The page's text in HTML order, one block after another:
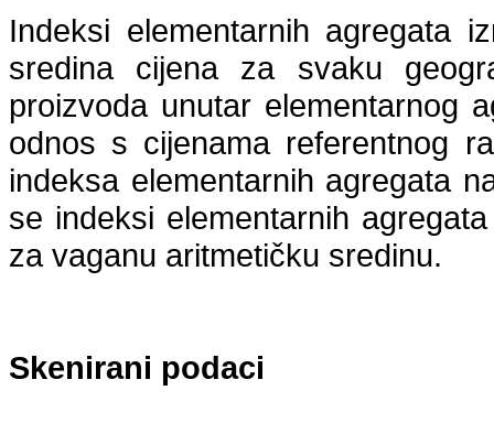
Indeksi elementarnih agregata
sredina cijena za svaku
proizvoda unutar elementarnog
odnos s cijenama referentnog
indeksa elementarnih agregata
se indeksi elementarnih
za vaganu aritmetičku sredinu.
Skenirani podaci